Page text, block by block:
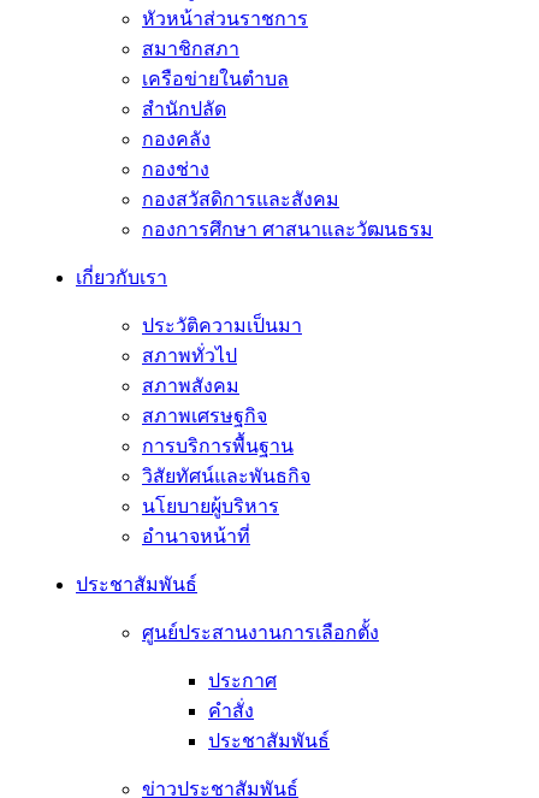
หัวหน้าส่วนราชการ
สมาชิกสภา
เครือข่ายในตำบล
สำนักปลัด
กองคลัง
กองช่าง
กองสวัสดิการและสังคม
กองการศึกษา ศาสนาและวัฒนธรม
เกี่ยวกับเรา
ประวัติความเป็นมา
สภาพทั่วไป
สภาพสังคม
สภาพเศรษฐกิจ
การบริการพื้นฐาน
วิสัยทัศน์และพันธกิจ
นโยบายผู้บริหาร
อํานาจหน้าที่
ประชาสัมพันธ์
ศูนย์ประสานงานการเลือกตั้ง
ประกาศ
คำสั่ง
ประชาสัมพันธ์
ข่าวประชาสัมพันธ์